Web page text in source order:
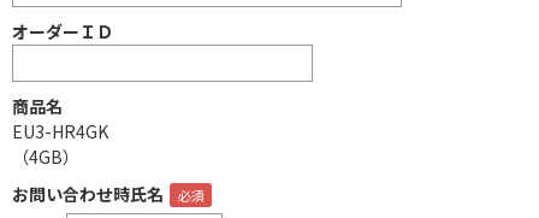
オーダーＩＤ
商品名
EU3-HR4GK
（4GB）
お問い合わせ時氏名